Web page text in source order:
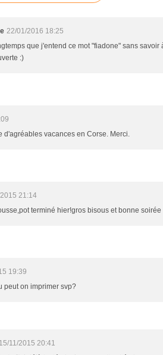
22/01/2016 18:25
que j'entend ce mot "fiadone" sans
:)
d'agréables vacances en Corse. Merci.
21:14
terminé hier!gros bisous et bonne soirée
19:39
peut on imprimer svp?
15/11/2015 20:41